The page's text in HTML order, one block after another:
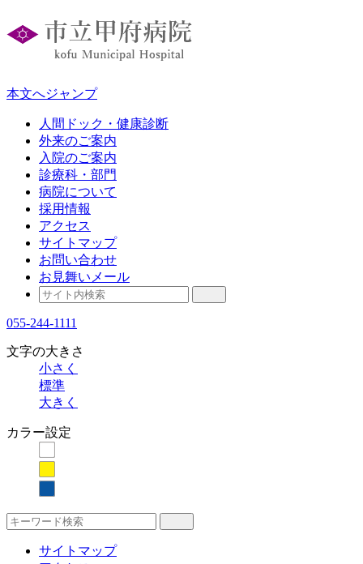
本文へジャンプ
人間ドック・健康診断
外来のご案内
入院のご案内
診療科・部門
病院について
採用情報
アクセス
サイトマップ
お問い合わせ
お見舞いメール
055-244-1111
文字の大きさ
小さく
標準
大きく
カラー設定
サイトマップ